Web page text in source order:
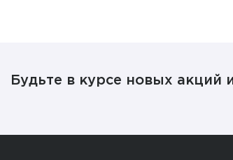
Будьте в курсе новых акций